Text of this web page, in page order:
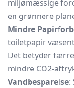
miljømæssige
en grønnere
Mindre
toiletpapir
Det betyder
mindre CO2-
Vandbesparelse: